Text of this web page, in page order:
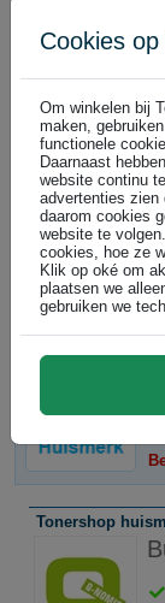
In
HP CC364A
Tonershop
Cookies
Om winkelen bij
maken,
functionele
Daarnaast
website continu
advertenties zien
daarom cookies
website te
cookies, hoe ze
Klik op oké om
plaatsen we
gebruiken we